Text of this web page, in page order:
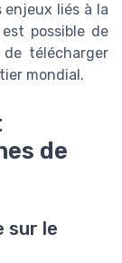
enjeux liés à la
possible de
télécharger
mondial.
de
sur le